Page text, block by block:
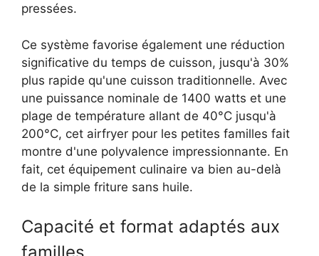
pressées.
Ce système favorise également une réduction
significative du temps de cuisson, jusqu'à 30%
plus rapide qu'une cuisson traditionnelle. Avec
une puissance nominale de 1400 watts et une
plage de température allant de 40°C jusqu'à
200°C, cet airfryer pour les petites familles fait
montre d'une polyvalence impressionnante. En
fait, cet équipement culinaire va bien au-delà
de la simple friture sans huile.
Capacité et format adaptés aux